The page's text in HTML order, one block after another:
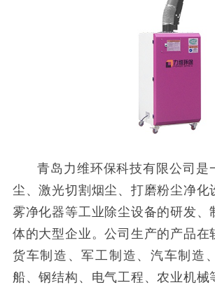
青岛力维环保科技有限公司是
尘、激光切割烟尘、打磨粉尘净化
雾净化器等工业除尘设备的研发、
体的大型企业。公司生产的产品在
货车制造、军工制造、汽车制造
船、钢结构、电气工程、农业机械